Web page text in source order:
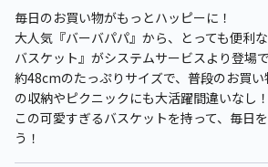
毎日のお買い物がもっとハッピーに！
大人気『バーバパパ』から、とっても便利
バスケット』がシステムサービスより登場
約48cmのたっぷりサイズで、普段のお買
の収納やピクニックにも大活躍間違いなし！
この可愛すぎるバスケットを持って、毎日
う！